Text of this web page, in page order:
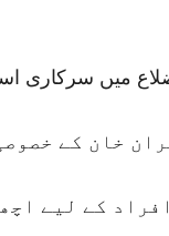
سرکاری
خان کے
کے لیے